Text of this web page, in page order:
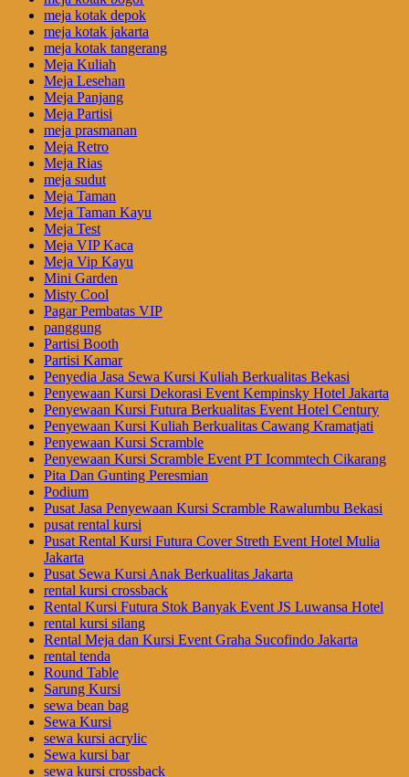
meja kotak depok
meja kotak jakarta
meja kotak tangerang
Meja Kuliah
Meja Lesehan
Meja Panjang
Meja Partisi
meja prasmanan
Meja Retro
Meja Rias
meja sudut
Meja Taman
Meja Taman Kayu
Meja Test
Meja VIP Kaca
Meja Vip Kayu
Mini Garden
Misty Cool
Pagar Pembatas VIP
panggung
Partisi Booth
Partisi Kamar
Penyedia Jasa Sewa Kursi Kuliah Berkualitas Bekasi
Penyewaan Kursi Dekorasi Event Kempinsky Hotel Jakarta
Penyewaan Kursi Futura Berkualitas Event Hotel Century
Penyewaan Kursi Kuliah Berkualitas Cawang Kramatjati
Penyewaan Kursi Scramble
Penyewaan Kursi Scramble Event PT Icommtech Cikarang
Pita Dan Gunting Peresmian
Podium
Pusat Jasa Penyewaan Kursi Scramble Rawalumbu Bekasi
pusat rental kursi
Pusat Rental Kursi Futura Cover Streth Event Hotel Mulia
Jakarta
Pusat Sewa Kursi Anak Berkualitas Jakarta
rental kursi crossback
Rental Kursi Futura Stok Banyak Event JS Luwansa Hotel
rental kursi silang
Rental Meja dan Kursi Event Graha Sucofindo Jakarta
rental tenda
Round Table
Sarung Kursi
sewa bean bag
Sewa Kursi
sewa kursi acrylic
Sewa kursi bar
sewa kursi crossback